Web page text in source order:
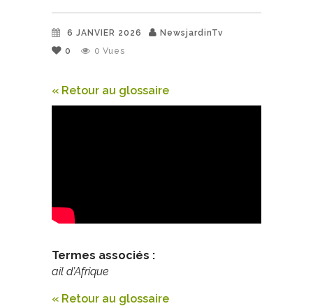
6 JANVIER 2026
NewsjardinTv
0
0 Vues
« Retour au glossaire
Termes associés :
ail d’Afrique
« Retour au glossaire